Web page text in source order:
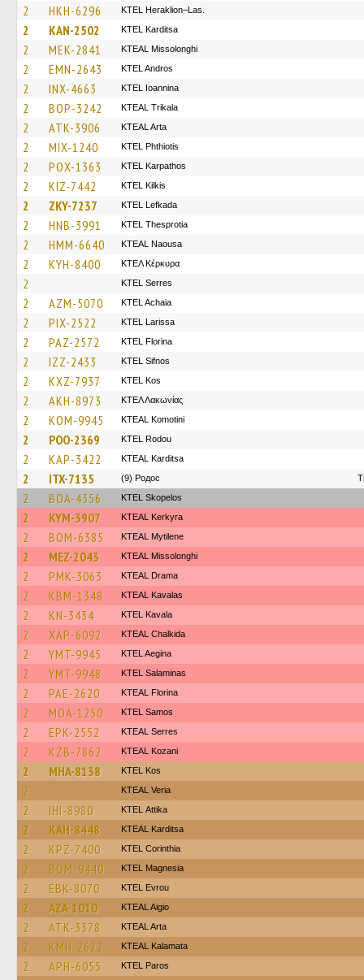
2 HKH-6296 KTEL Heraklion–Las.
2 KAN-2502 ΚΤΕL Karditsa
2 MEK-2841 KTEAL Missolonghi
2 EMN-2643 KTEL Andros
2 INX-4663 KTEL Ioannina
2 BOP-3242 KTEAL Trikala
2 ATK-3906 KTEAL Arta
2 MIX-1240 ΚΤΕL Phthiotis
2 POX-1363 ΚΤΕL Karpathos
2 KIZ-7442 KTEL Kilkis
2 ZKY-7237 KTEL Lefkada
2 HNB-3991 KTEL Thesprotia
2 HMM-6640 KTEAL Naousa
2 KYH-8400 ΚΤΕΛ Κέρκυρα
2 KTEL Serres
2 AZM-5070 KTEL Achaia
2 PIX-2522 KTEL Larissa
2 PAZ-2572 KTEL Florina
2 IZZ-2433 KTEL Sifnos
2 KXZ-7937 KTEL Kos
2 AKH-8973 ΚΤΕΛ Λακωνίας
2 KOM-9945 KTEAL Komotini
2 POO-2369 ΚΤΕL Rodou
2 KAP-3422 KTEAL Karditsa
2 ITX-7135 (9) Родос
2 BOA-4356 KTEL Skopelos
2 KYM-3907 KTEAL Kerkyra
2 BOM-6385 KTEAL Mytilene
2 MEZ-2043 KTEAL Missolonghi
2 PMK-3063 KTEAL Drama
2 KBM-1348 KTEAL Kavalas
2 KN-3434 KTEL Kavala
2 XAP-6092 KTEAL Chalkida
2 YMT-9945 KTEL Aegina
2 YMT-9948 KTEL Salaminas
2 PAE-2620 KTEAL Florina
2 MOA-1250 KTEL Samos
2 EPK-2552 KTEAL Serres
2 KZB-7862 KTEAL Kozani
2 MHA-8138 KTEL Kos
2 KTEAL Veria
2 IHI-8980 KΤΕL Αttika
2 KAH-8448 KTEAL Karditsa
2 KPZ-7400 KTEL Corinthia
2 BOM-9440 ΚΤΕL Magnesia
2 EBK-8070 KTEL Evrou
2 AZA-1010 KTEAL Aigio
2 ATK-3378 KTEAL Arta
2 KMH-2622 KTEAL Kalamata
2 APH-6055 KTEL Paros